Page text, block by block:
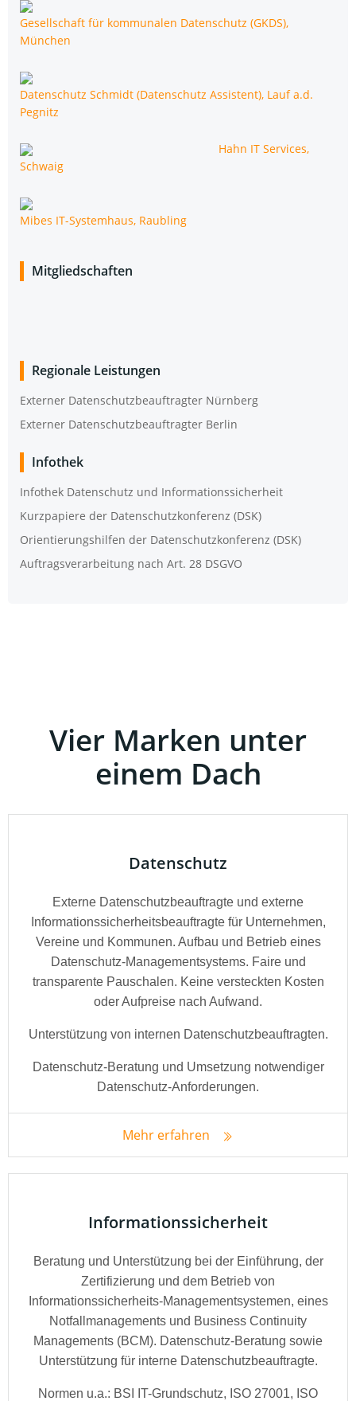
Gesell­schaft für kom­mu­na­len Daten­schutz (GKDS),
München
Daten­schutz Schmidt (Daten­schutz Assis­tent), Lauf a.d.
Pegnitz
Hahn IT Ser­vices,
Schwaig
Mibes IT-Sys­tem­haus, Raubling
Mit­glied­schaf­ten
Regio­na­le Leistungen
Exter­ner Daten­schutz­be­auf­trag­ter Nürnberg
Exter­ner Daten­schutz­be­auf­trag­ter Berlin
Info­thek
Info­thek Daten­schutz und Informationssicherheit
Kurz­pa­pie­re der Daten­schutz­kon­fe­renz (DSK)
Ori­en­tie­rungs­hil­fen der Daten­schutz­kon­fe­renz (DSK)
Auf­trags­ver­ar­bei­tung nach Art. 28 DSGVO
Vier Marken unter
einem Dach
Datenschutz
Externe Datenschutzbeauftragte und externe
Informationssicherheitsbeauftragte für Unternehmen,
Vereine und Kommunen. Aufbau und Betrieb eines
Datenschutz-Managementsystems. Faire und
transparente Pauschalen. Keine versteckten Kosten
oder Aufpreise nach Aufwand.
Unterstützung von internen Datenschutzbeauftragten.
Datenschutz-Beratung und Umsetzung notwendiger
Datenschutz-Anforderungen.
Mehr erfahren
Informationssicherheit
Beratung und Unterstützung bei der Einführung, der
Zertifizierung und dem Betrieb von
Informationssicherheits-Managementsystemen, eines
Notfallmanagements und Business Continuity
Managements (BCM). Datenschutz-Beratung sowie
Unterstützung für interne Datenschutzbeauftragte.
Normen u.a.: BSI IT-Grundschutz, ISO 27001, ISO